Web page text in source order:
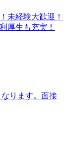
未経験大歓迎！
厚生も充実！
ります。面接